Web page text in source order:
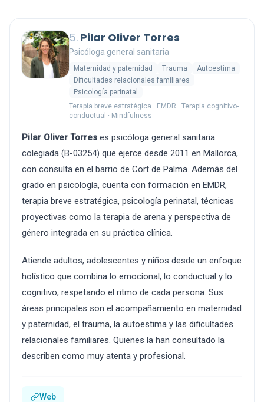
5. Pilar Oliver Torres
Psicóloga general sanitaria
Maternidad y paternidad Trauma
Autoestima
Dificultades relacionales familiares
Psicología perinatal
Terapia breve estratégica · EMDR · Terapia cognitivo-
conductual · Mindfulness
Pilar Oliver Torres es psicóloga general sanitaria
colegiada (B-03254) que ejerce desde 2011 en Mallorca,
con consulta en el barrio de Cort de Palma. Además del
grado en psicología, cuenta con formación en EMDR,
terapia breve estratégica, psicología perinatal, técnicas
proyectivas como la terapia de arena y perspectiva de
género integrada en su práctica clínica.
Atiende adultos, adolescentes y niños desde un enfoque
holístico que combina lo emocional, lo conductual y lo
cognitivo, respetando el ritmo de cada persona. Sus
áreas principales son el acompañamiento en maternidad
y paternidad, el trauma, la autoestima y las dificultades
relacionales familiares. Quienes la han consultado la
describen como muy atenta y profesional.
Web